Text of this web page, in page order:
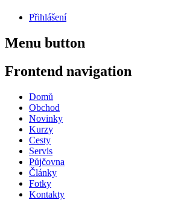
Přihlášení
Menu button
Frontend navigation
Domů
Obchod
Novinky
Kurzy
Cesty
Servis
Půjčovna
Články
Fotky
Kontakty